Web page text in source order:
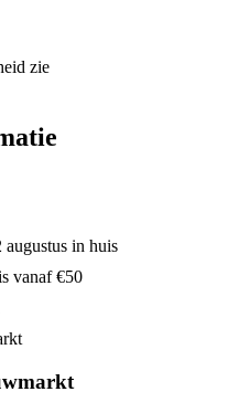
zie
augustus in huis
vanaf €50